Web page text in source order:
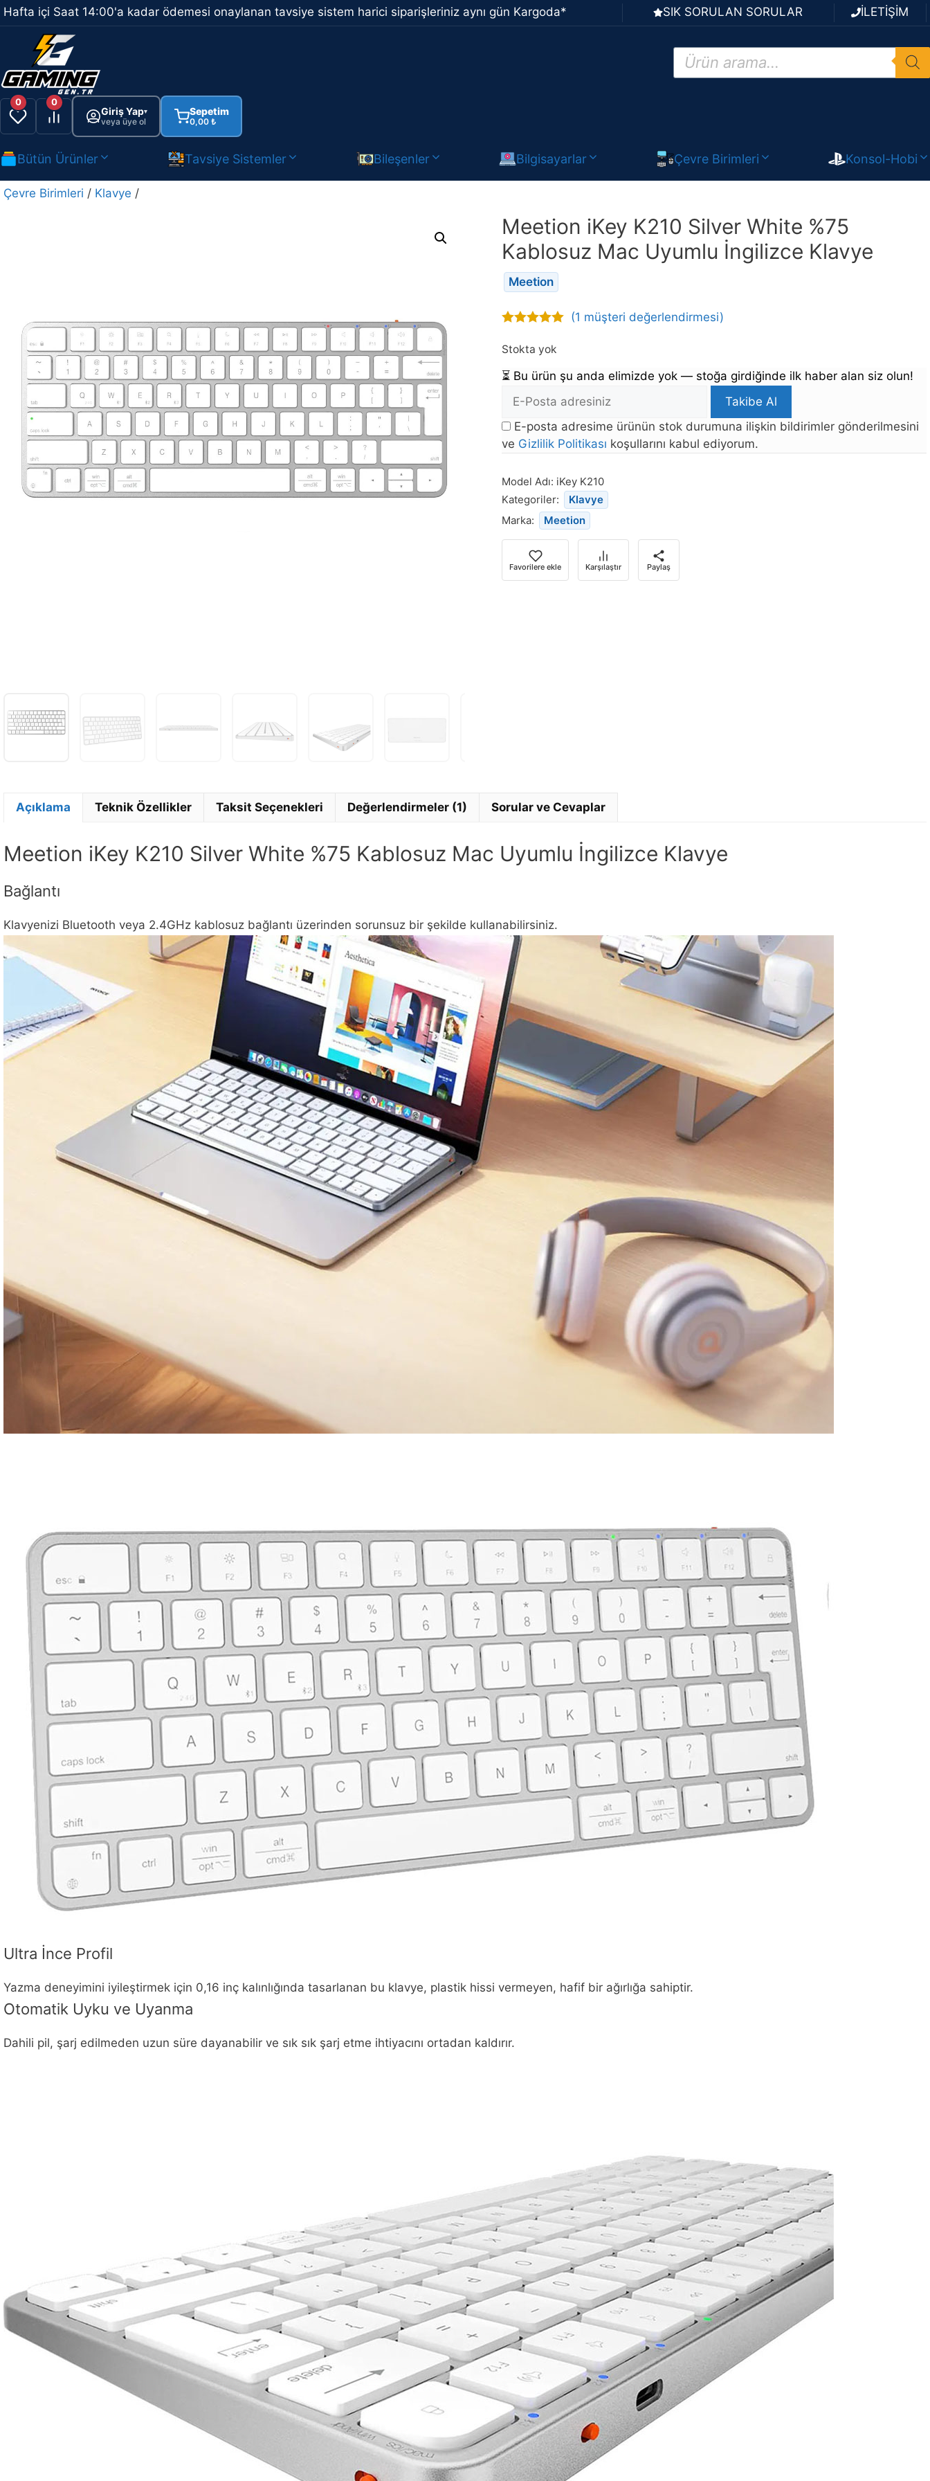
İçeriğe
atla
Hafta içi Saat 14:00'a kadar ödemesi onaylanan tavsiye sistem harici siparişleriniz aynı gün Kargoda* SIK SORULAN SORULAR İLETİŞİM
Products
search
0 0
Giriş Yap▾
veya üye ol
Sepetim
0,00 ₺
Bütün Ürünler Tavsiye Sistemler Bileşenler Bilgisayarlar Çevre Birimleri Konsol-Hobi
Çevre Birimleri / Klavye /
Meetion iKey K210 Silver White %75
Kablosuz Mac Uyumlu İngilizce Klavye
Meetion
5
(1 müşteri değerlendirmesi)
Stokta yok
⏳ Bu ürün şu anda elimizde yok — stoğa girdiğinde ilk haber alan siz olun!
E-
Adresi
Takibe Al
E-posta adresime ürünün stok durumuna ilişkin bildirimler gönderilmesini
ve Gizlilik Politikası koşullarını kabul ediyorum.
ürün
stoğa
döndüğünde
bildirim
almak
için
e-
Model Adı: iKey K210
Kategoriler:
Klavye
Marka:
Meetion
Favorilere ekle Karşılaştır Paylaş
Açıklama Teknik Özellikler Taksit Seçenekleri Değerlendirmeler (1) Sorular ve Cevaplar
Meetion iKey K210 Silver White %75 Kablosuz Mac Uyumlu İngilizce Klavye
Bağlantı
Klavyenizi Bluetooth veya 2.4GHz kablosuz bağlantı üzerinden sorunsuz bir şekilde kullanabilirsiniz.
Ultra İnce Profil
Yazma deneyimini iyileştirmek için 0,16 inç kalınlığında tasarlanan bu klavye, plastik hissi vermeyen, hafif bir ağırlığa sahiptir.
Otomatik Uyku ve Uyanma
Dahili pil, şarj edilmeden uzun süre dayanabilir ve sık sık şarj etme ihtiyacını ortadan kaldırır.